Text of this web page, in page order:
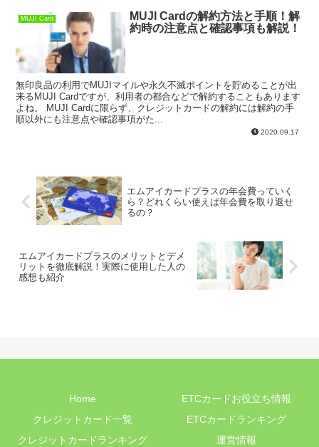
MUJI Card
MUJI Cardの解約方法と手順！解
約時の注意点と確認事項も解説！
無印良品の利用でMUJIマイルや永久不滅ポイントを貯めることが出
来るMUJI Cardですが、利用者の都合などで解約することもあります
よね。 MUJI Cardに限らず、クレジットカードの解約には解約の手
順以外にも注意点や確認事項がた...
2020.09.17
エムアイカードプラスの年会費っていく
ら？どれくらい使えば年会費を取り返せ
るの？
エムアイカードプラスのメリットとデメ
リットを徹底解説！実際に使用した人の
感想も紹介
Home
ETCカードお役立ち情報
クレジットカード一覧
ETCカードランキング
クレジットカードランキング
運営情報